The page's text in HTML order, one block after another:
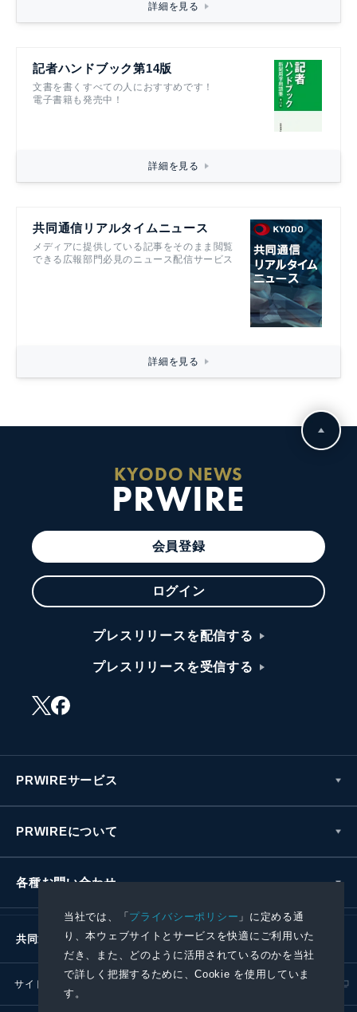
当社では、「プライバシーポリシー 」に定める通
り、本ウェブサイトとサービスを快適にご利用いた
だき、また、どのように活用されているのかを当社
で詳しく把握するために、Cookie を使用していま
す。
詳細を見る
記者ハンドブック第14版
文書を書くすべての人におすすめです！
電子書籍も発売中！
詳細を見る
共同通信リアルタイムニュース
メディアに提供している記事をそのまま閲覧
できる広報部門必見のニュース配信サービス
詳細を見る
KYODO NEWS
PRWIRE
会員登録
ログイン
プレスリリースを配信する
プレスリリースを受信する
PRWIREサービス
PRWIREについて
各種お問い合わせ
共同通信社グループ
サイトポリシー